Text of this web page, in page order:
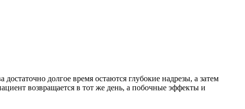
долгое время остаются глубокие надрезы, а затем
возвращается в тот же день, а побочные эффекты и